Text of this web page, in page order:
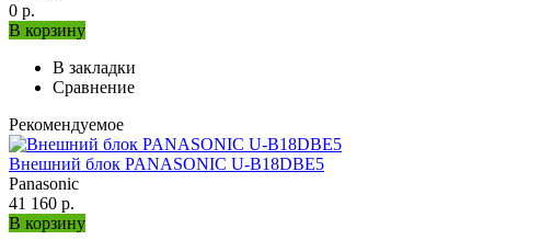
0 р.
В корзину
В закладки
Сравнение
Рекомендуемое
Внешний блок PANASONIC U-B18DBE5
Panasonic
41 160 р.
В корзину